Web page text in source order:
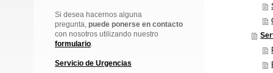
Si desea hacernos alguna
pregunta, puede ponerse en contacto
con nosotros utilizando nuestro
formulario.
Servicio de Urgencias